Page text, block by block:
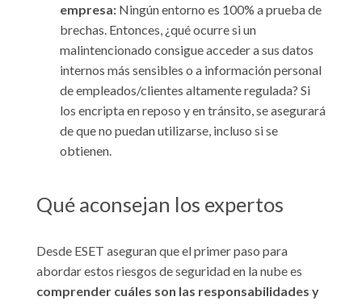
empresa:Ningún entorno es 100% a prueba de
brechas. Entonces, ¿qué ocurre si un
malintencionado consigue acceder a sus datos
internos más sensibles o a información personal
de empleados/clientes altamente regulada? Si
los encripta en reposo y en tránsito, se asegurará
de que no puedan utilizarse, incluso si se
obtienen.
Qué aconsejan los expertos
Desde ESET aseguran que el primer paso para
abordar estos riesgos de seguridad en la nube es
comprender cuáles son las responsabilidades y